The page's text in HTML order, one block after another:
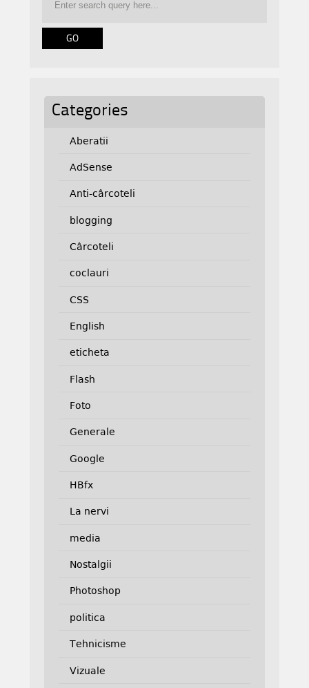
Categories
Aberatii
AdSense
Anti-cârcoteli
blogging
Cârcoteli
coclauri
CSS
English
eticheta
Flash
Foto
Generale
Google
HBfx
La nervi
media
Nostalgii
Photoshop
politica
Tehnicisme
Vizuale